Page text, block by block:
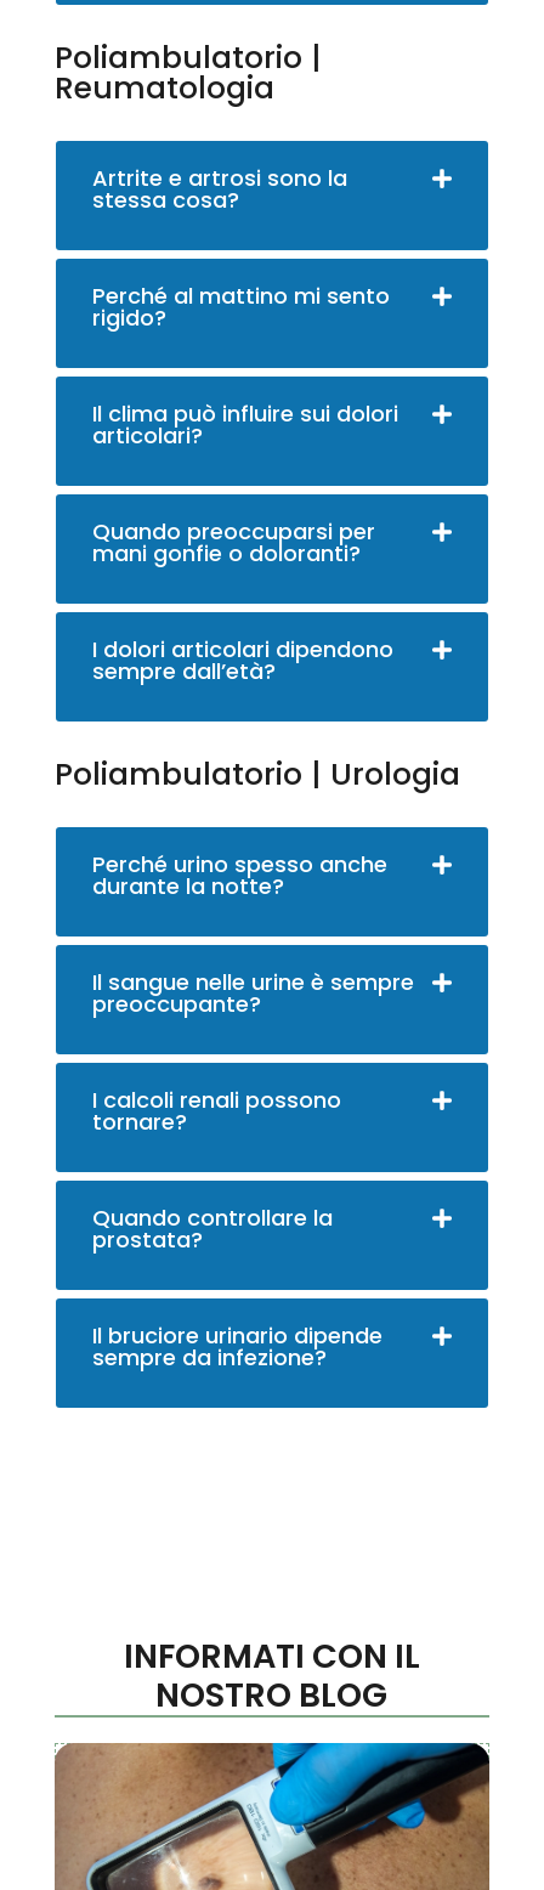
Poliambulatorio |
Reumatologia
Artrite e artrosi sono la
stessa cosa?
Perché al mattino mi sento
rigido?
Il clima può influire sui dolori
articolari?
Quando preoccuparsi per
mani gonfie o doloranti?
I dolori articolari dipendono
sempre dall’età?
Poliambulatorio | Urologia
Perché urino spesso anche
durante la notte?
Il sangue nelle urine è sempre
preoccupante?
I calcoli renali possono
tornare?
Quando controllare la
prostata?
Il bruciore urinario dipende
sempre da infezione?
INFORMATI CON IL
NOSTRO BLOG